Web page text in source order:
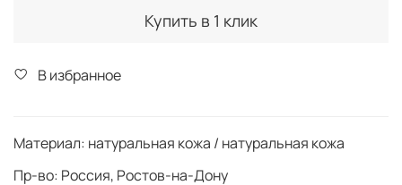
Купить в 1 клик
В избранное
Материал: натуральная кожа / натуральная кожа
Пр-во: Россия, Ростов-на-Дону